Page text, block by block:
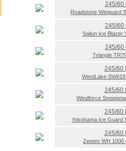
245/60
Roadstone Winguard
245/60
Sailun Ice Blazer
245/60
Triangle
245/60
WestLake
245/60
Windforce
245/60
Yokohama Ice Guard
245/60
Zeetex WH 1000